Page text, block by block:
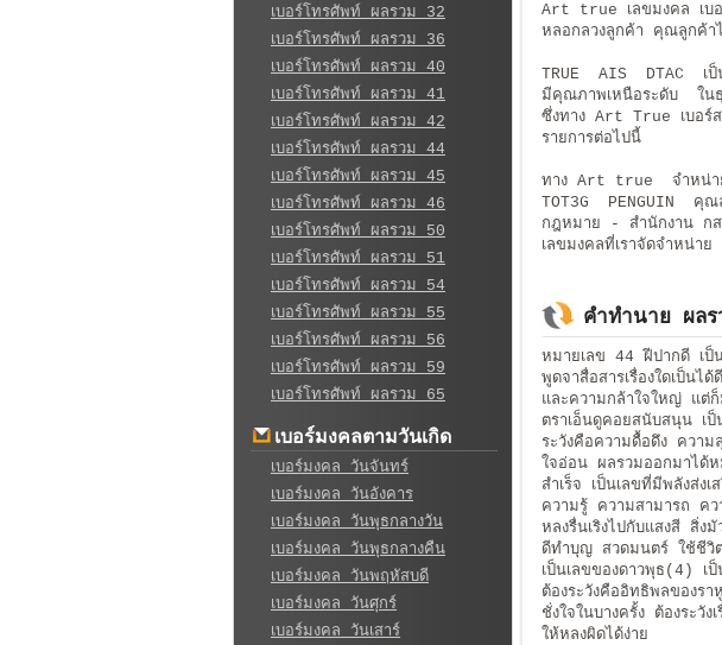
เบอร์โทรศัพท์ ผลรวม 32
เบอร์โทรศัพท์ ผลรวม 36
เบอร์โทรศัพท์ ผลรวม 40
เบอร์โทรศัพท์ ผลรวม 41
เบอร์โทรศัพท์ ผลรวม 42
เบอร์โทรศัพท์ ผลรวม 44
เบอร์โทรศัพท์ ผลรวม 45
เบอร์โทรศัพท์ ผลรวม 46
เบอร์โทรศัพท์ ผลรวม 50
เบอร์โทรศัพท์ ผลรวม 51
เบอร์โทรศัพท์ ผลรวม 54
เบอร์โทรศัพท์ ผลรวม 55
เบอร์โทรศัพท์ ผลรวม 56
เบอร์โทรศัพท์ ผลรวม 59
เบอร์โทรศัพท์ ผลรวม 65
เบอร์มงคลตามวันเกิด
เบอร์มงคล วันจันทร์
เบอร์มงคล วันอังคาร
เบอร์มงคล วันพุธกลางวัน
เบอร์มงคล วันพุธกลางคืน
เบอร์มงคล วันพฤหัสบดี
เบอร์มงคล วันศุกร์
เบอร์มงคล วันเสาร์
Art true เลขมงคล เบอร์
หลอกลวงลูกค้า คุณลูกค้า
TRUE AIS DTAC เป็น
มีคุณภาพเหนือระดับ ใน
ซึ่งทาง Art True เบอร์ส
รายการต่อไปนี้
ทาง Art true จำหน่าย
TOT3G PENGUIN คุณ
กฎหมาย - สำนักงาน
เลขมงคลที่เราจัดจำหน่า
คำทำนาย ผล
หมายเลข 44 ฝีปากดี เป็
พูดจาสื่อสารเรื่องใดเป็น
และความกล้าใจใหญ่ แต่
ตราเอ็นดูคอยสนับสนุน เ
ระวังคือความดื้อดึง ความ
ใจอ่อน ผลรวมออกมาได้
สำเร็จ เป็นเลขที่มีพลังส่ง
ความรู้ ความสามารถ ค
หลงรื่นเริงไปกับแสงสี สิ่งมั
ดีทำบุญ สวดมนตร์ ใช้ชีวิต
เป็นเลขของดาวพุธ(4) เ
ต้องระวังคืออิทธิพลของ
ชั่งใจในบางครั้ง ต้องระวั
ให้หลงผิดได้ง่าย